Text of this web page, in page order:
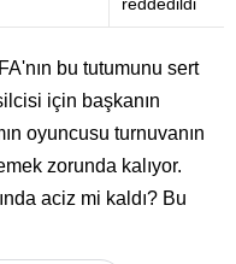
reddedildi
bu tutumunu sert
için başkanın
oyuncusu turnuvanın
zorunda kalıyor.
aciz mi kaldı? Bu